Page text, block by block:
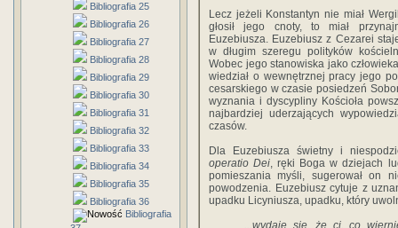
Bibliografia 25
Bibliografia 26
Bibliografia 27
Bibliografia 28
Bibliografia 29
Bibliografia 30
Bibliografia 31
Bibliografia 32
Bibliografia 33
Bibliografia 34
Bibliografia 35
Bibliografia 36
Bibliografia
Lecz jeżeli Konstantyn nie miał
głosił jego cnoty, to miał
Euzebiusza. Euzebiusz z Cezarei
w długim szeregu polityków
Wobec jego stanowiska jako
wiedział o wewnętrznej pracy jego
cesarskiego w czasie posiedzeń
wyznania i dyscypliny Kościoła
najbardziej ude­rzających
czasów.
Dla Euzebiusza świetny i
operatio Dei, ręki Boga w dziejach
pomieszania myśli, sugerował on
powodzenia. Euze­biusz cytuje z
upadku Licyniusza, upadku, który
...wydaje się, że ci, co